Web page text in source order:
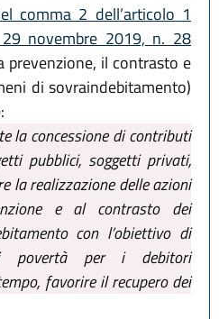
comma 2 dell’articolo 1
novembre 2019, n. 28
prevenzione, il contrasto e
di sovraindebitamento)
la concessione di contributi
pubblici, soggetti privati,
la realizzazione delle azioni
e al contrasto dei
con l’obiettivo di
povertà per i debitori
favorire il recupero dei